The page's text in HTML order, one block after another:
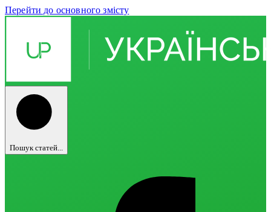
Перейти до основного змісту
Пошук статей...